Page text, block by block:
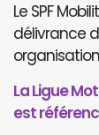
Le SPF
délivrance
La Ligue
est